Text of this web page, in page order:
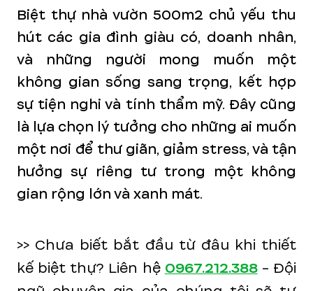
Biệt thự nhà vườn 500m2 chủ yếu thu
hút các gia đình giàu có, doanh nhân,
và những người mong muốn một
không gian sống sang trọng, kết hợp
sự tiện nghi và tính thẩm mỹ. Đây cũng
là lựa chọn lý tưởng cho những ai muốn
một nơi để thư giãn, giảm stress, và tận
hưởng sự riêng tư trong một không
gian rộng lớn và xanh mát.
>> Chưa biết bắt đầu từ đâu khi thiết
kế biệt thự? Liên hệ 0967.212.388- Đội